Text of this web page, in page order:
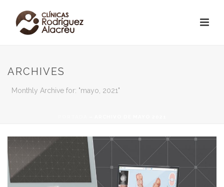
ARCHIVES
Monthly Archive for: "mayo, 2021"